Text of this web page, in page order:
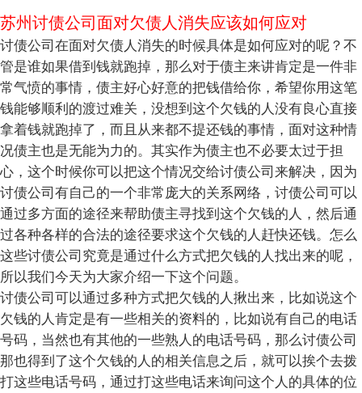
苏州讨债公司面对欠债人消失应该如何应对
讨债公司在面对欠债人消失的时候具体是如何应对的呢？不
管是谁如果借到钱就跑掉，那么对于债主来讲肯定是一件非
常气愤的事情，债主好心好意的把钱借给你，希望你用这笔
钱能够顺利的渡过难关，没想到这个欠钱的人没有良心直接
拿着钱就跑掉了，而且从来都不提还钱的事情，面对这种情
况债主也是无能为力的。其实作为债主也不必要太过于担
心，这个时候你可以把这个情况交给讨债公司来解决，因为
讨债公司有自己的一个非常庞大的关系网络，讨债公司可以
通过多方面的途径来帮助债主寻找到这个欠钱的人，然后通
过各种各样的合法的途径要求这个欠钱的人赶快还钱。怎么
这些讨债公司究竟是通过什么方式把欠钱的人找出来的呢，
所以我们今天为大家介绍一下这个问题。
讨债公司可以通过多种方式把欠钱的人揪出来，比如说这个
欠钱的人肯定是有一些相关的资料的，比如说有自己的电话
号码，当然也有其他的一些熟人的电话号码，那么讨债公司
那也得到了这个欠钱的人的相关信息之后，就可以挨个去拨
打这些电话号码，通过打这些电话来询问这个人的具体的位